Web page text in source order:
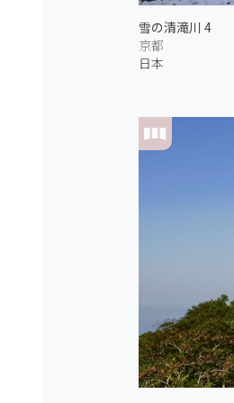
雪の清滝川 4
京都
日本